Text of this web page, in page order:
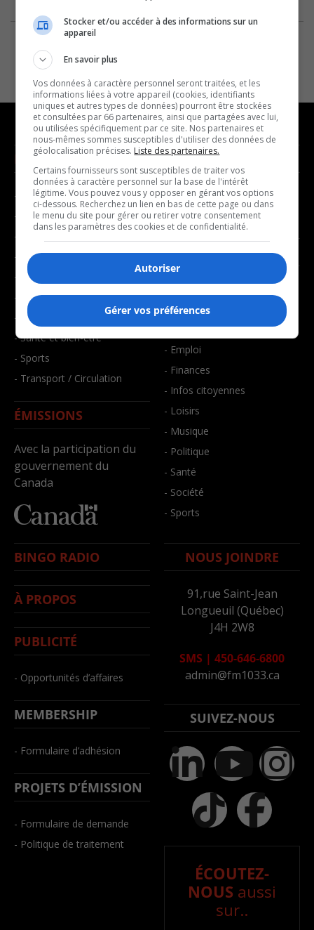
NOUVELLES
- Affaires municipales
- Communauté / Social
- Culture
- Économie
- Éducation
- Environnement
- Faits divers
- Santé et bien-être
- Sports
- Transport / Circulation
ÉMISSIONS
Avec la participation du
gouvernement du
Canada
MUSIQUE
- Décompte franco
- Joué récemment
BALADOS
- Art de vivre
- Bien-être
- Emploi
- Finances
- Infos citoyennes
- Loisirs
- Musique
- Politique
- Santé
- Société
- Sports
BINGO RADIO
À PROPOS
PUBLICITÉ
- Opportunités d’affaires
MEMBERSHIP
- Formulaire d’adhésion
PROJETS D’ÉMISSION
- Formulaire de demande
- Politique de traitement
NOUS JOINDRE
91,rue Saint-Jean
Longueuil (Québec)
J4H 2W8
SMS | 450-646-6800
admin@fm1033.ca
SUIVEZ-NOUS
ÉCOUTEZ-
NOUS aussi
sur..
Stocker et/ou accéder à des informations sur un
appareil
En savoir plus
Vos données à caractère personnel seront traitées, et les
informations liées à votre appareil (cookies, identifiants
uniques et autres types de données) pourront être stockées
et consultées par 66 partenaires, ainsi que partagées avec lui,
ou utilisées spécifiquement par ce site. Nos partenaires et
nous-mêmes sommes susceptibles d'utiliser des données de
géolocalisation précises. Liste des partenaires.
Certains fournisseurs sont susceptibles de traiter vos
données à caractère personnel sur la base de l'intérêt
légitime. Vous pouvez vous y opposer en gérant vos options
ci-dessous. Recherchez un lien en bas de cette page ou dans
le menu du site pour gérer ou retirer votre consentement
dans les paramètres des cookies et de confidentialité.
Autoriser
Gérer vos préférences